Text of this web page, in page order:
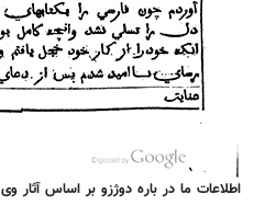
اطلاعات ما در باره دوژزو بر اساس آثار وی